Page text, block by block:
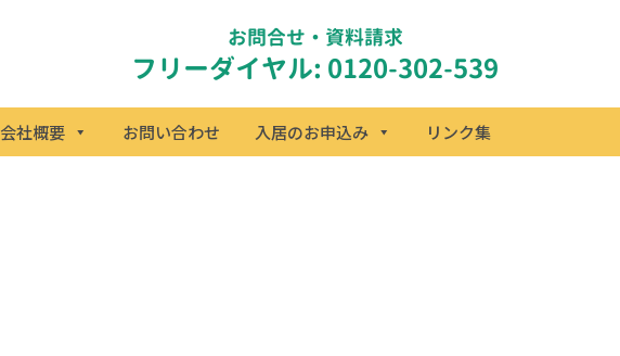
お問合せ・資料請求
フリーダイヤル: 0120-302-539
会社概要 お問い合わせ 入居のお申込み リンク集